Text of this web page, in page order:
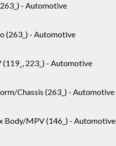
- Automotive
(263_) - Automotive
223_) - Automotive
Chassis (263_) - Automotive
Body/MPV (146_) - Automotive